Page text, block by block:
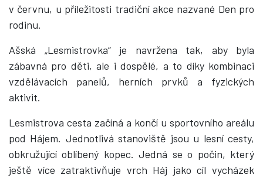
v červnu, u příležitosti tradiční akce nazvané Den pro
rodinu.
Ašská „Lesmistrovka“ je navržena tak, aby byla
zábavná pro děti, ale i dospělé, a to díky kombinaci
vzdělávacích panelů, herních prvků a fyzických
aktivit.
Lesmistrova cesta začíná a končí u sportovního areálu
pod Hájem. Jednotlivá stanoviště jsou u lesní cesty,
obkružující oblíbený kopec. Jedná se o počin, který
ještě více zatraktivňuje vrch Háj jako cíl vycházek